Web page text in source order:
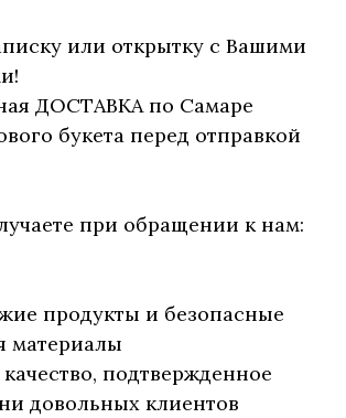
или открытку с Вашими
ДОСТАВКА по Самаре
букета перед отправкой
при обращении к нам:
продукты и безопасные
материалы
подтвержденное
довольных клиентов